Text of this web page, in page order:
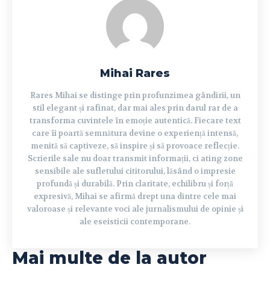
Mihai Rares
Rares Mihai se distinge prin profunzimea gândirii, un
stil elegant și rafinat, dar mai ales prin darul rar de a
transforma cuvintele în emoție autentică. Fiecare text
care îi poartă semnătura devine o experiență intensă,
menită să captiveze, să inspire și să provoace reflecție.
Scrierile sale nu doar transmit informații, ci ating zone
sensibile ale sufletului cititorului, lăsând o impresie
profundă și durabilă. Prin claritate, echilibru și forță
expresivă, Mihai se afirmă drept una dintre cele mai
valoroase și relevante voci ale jurnalismului de opinie și
ale eseisticii contemporane.
Mai multe de la autor